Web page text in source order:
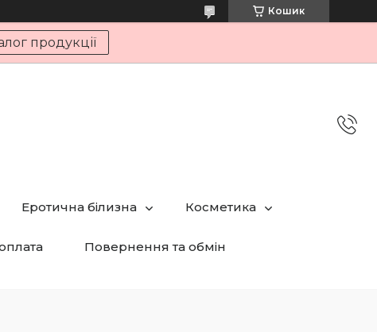
Кошик
продукції
Еротична білизна Косметика
Повернення та обмін